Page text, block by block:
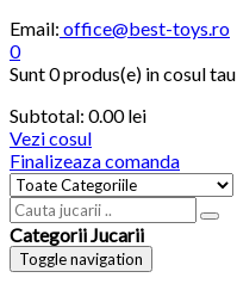
Email: office@best-toys.ro
0
Sunt0 produs(e) in cosul tau
Subtotal: 0.00 lei
Vezi cosul
Finalizeaza comanda
Categorii Jucarii
Toggle navigation